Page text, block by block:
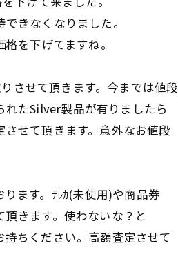
きなくなりました。
を下げてますね。
させて頂きます。今までは値段
たSilver製品が有りましたら
せて頂きます。意外なお値段
ます。ﾃﾚｶ(未使用)や商品券
きます。使わないな？と
ちください。高額査定させて